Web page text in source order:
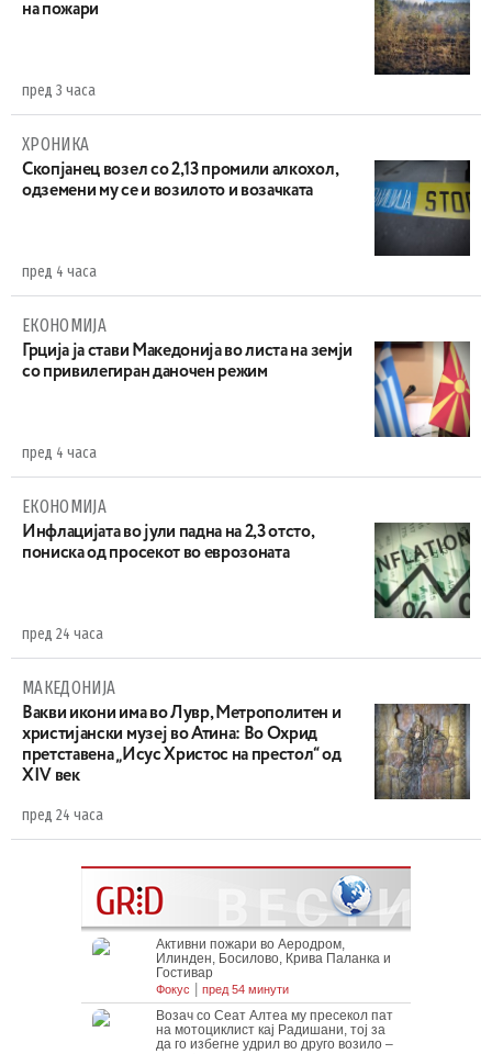
на пожари
пред 3 часа
ХРОНИКА
Скопјанец возел со 2,13 промили алкохол,
одземени му се и возилото и возачката
пред 4 часа
ЕКОНОМИЈА
Грција ја стави Македонија во листа на земји
со привилегиран даночен режим
пред 4 часа
ЕКОНОМИЈА
Инфлацијата во јули падна на 2,3 отсто,
пониска од просекот во еврозоната
пред 24 часа
МАКЕДОНИЈА
Вакви икони има во Лувр, Метрополитен и
христијански музеј во Атина: Во Охрид
претставена „Исус Христос на престол“ од
XIV век
пред 24 часа